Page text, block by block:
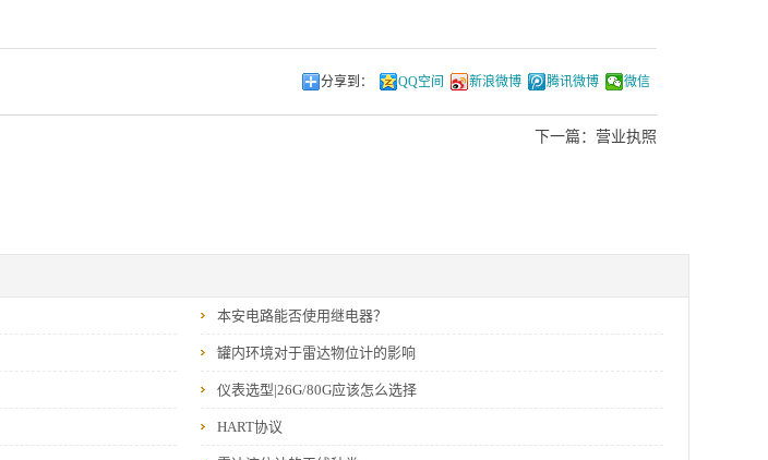
分享到： QQ空间 新浪微博 腾讯微博 微信
下一篇： 营业执照
本安电路能否使用继电器？
罐内环境对于雷达物位计的影响
仪表选型|26G/80G应该怎么选择
HART协议